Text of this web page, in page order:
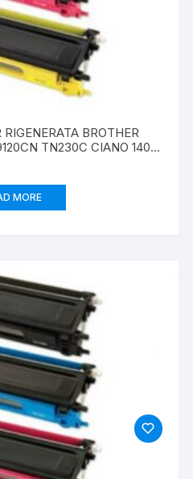
BROTHER
1400
MORE